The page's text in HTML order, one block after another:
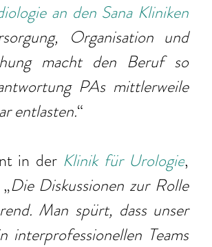
an den Sana Kliniken
Organisation und
macht den Beruf so
PAs mittlerweile
entlasten.“
in der Klinik für Urologie,
Die Diskussionen zur Rolle
Man spürt, dass unser
Teams